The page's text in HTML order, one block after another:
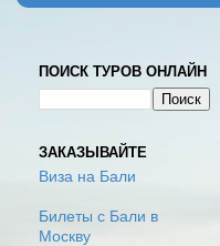
ПОИСК ТУРОВ ОНЛАЙН
ЗАКАЗЫВАЙТЕ
Виза на Бали
Билеты с Бали в
Москву